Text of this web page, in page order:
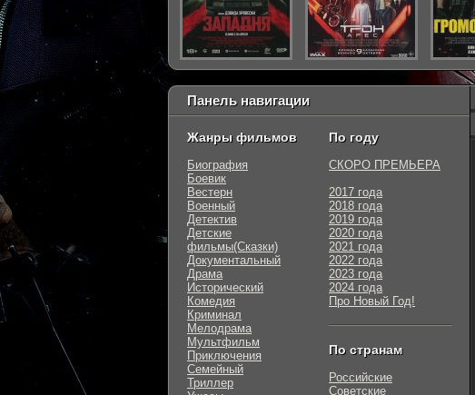
Панель навигации
Жанры фильмов
Биография
Боевик
Вестерн
Военный
Детектив
Детские
фильмы(Сказки)
Документальный
Драма
Исторический
Комедия
Криминал
Мелодрама
Мультфильм
Приключения
Семейный
Триллер
По году
СКОРО ПРЕМЬЕРА
2017 года
2018 года
2019 года
2020 года
2021 года
2022 года
2023 года
2024 года
Про Новый Год!
По странам
Российские
Советские